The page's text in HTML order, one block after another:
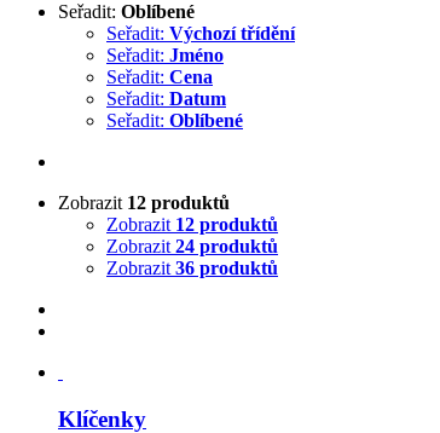
Seřadit: Oblíbené
Seřadit: Výchozí třídění
Seřadit: Jméno
Seřadit: Cena
Seřadit: Datum
Seřadit: Oblíbené
Zobrazit 12 produktů
Zobrazit 12 produktů
Zobrazit 24 produktů
Zobrazit 36 produktů
Klíčenky